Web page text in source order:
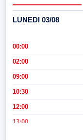
LUNEDI 03/08
00:00
02:00
09:00
10:30
12:00
13:00